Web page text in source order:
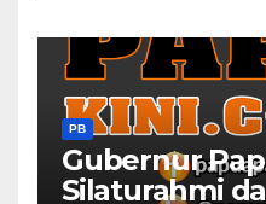
PB
Gubernur
Silaturahmi